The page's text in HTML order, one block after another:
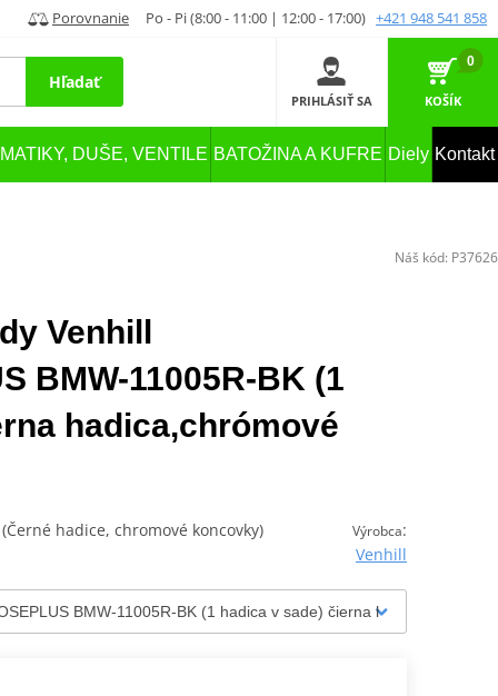
Porovnanie Po - Pi (8:00 - 11:00 | 12:00 - 17:00) +421 948 541 858
Hľadať
PRIHLÁSIŤ SA
0
KOŠÍK
DUŠE, VENTILE BATOŽINA A KUFRE Diely Kontakt
Venhill
BMW-11005R-BK (1
hadica,chrómové
Výrobca:
Venhill
hadice, chromové koncovky)
Náš kód: P37626